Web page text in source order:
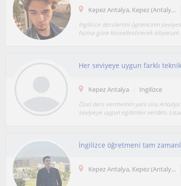
Kepez Antalya, Kepez (Antaly...
Ingilizce derslerimi ögrencinin
hizina göre kisisellestirerek
Her seviyeye uygun farklı
Kepez Antalya Ingilizce
Özel ders vermemin yani sira
seviyeye uygun egitimler verdim.
Kepez Antalya, Kepez (Antaly...